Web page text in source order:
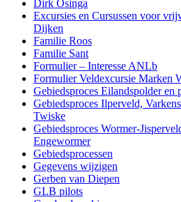
Dirk Osinga
Excursies en Cursussen voor
Dijken
Familie Roos
Familie Sant
Formulier – Interesse ANLb
Formulier Veldexcursie Marken
Gebiedsproces Eilandspolder en
Gebiedsproces Ilperveld,
Twiske
Gebiedsproces Wormer-
Engewormer
Gebiedsprocessen
Gegevens wijzigen
Gerben van Diepen
GLB pilots